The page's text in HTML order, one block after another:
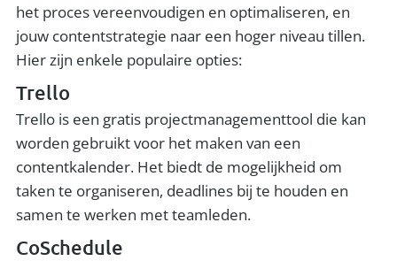
het proces vereenvoudigen en optimaliseren, en
jouw contentstrategie naar een hoger niveau tillen.
Hier zijn enkele populaire opties:
Trello
Trello is een gratis projectmanagementtool die kan
worden gebruikt voor het maken van een
contentkalender. Het biedt de mogelijkheid om
taken te organiseren, deadlines bij te houden en
samen te werken met teamleden.
CoSchedule